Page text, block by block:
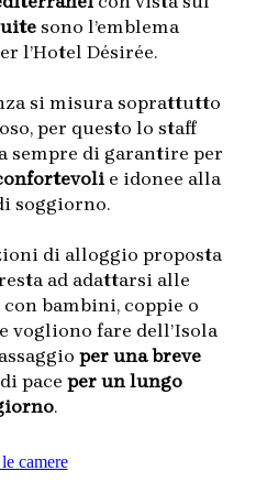
sono l’emblema
l’Hotel Désirée.
si misura soprattutto
per questo lo staff
sempre di garantire per
e idonee alla
soggiorno.
di alloggio proposta
ad adattarsi alle
bambini, coppie o
fare dell’Isola
per una breve
pace per un lungo
.
camere